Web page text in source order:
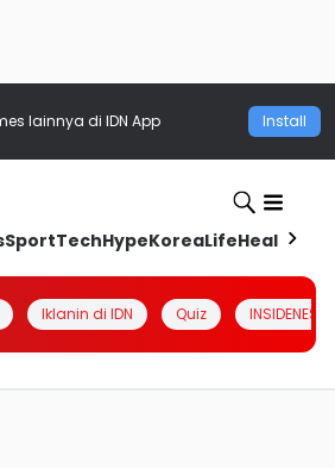
lainnya di IDN App Install
SportTechHypeKoreaLifeHealth
Iklanin di IDN Quiz INSIDENESIA